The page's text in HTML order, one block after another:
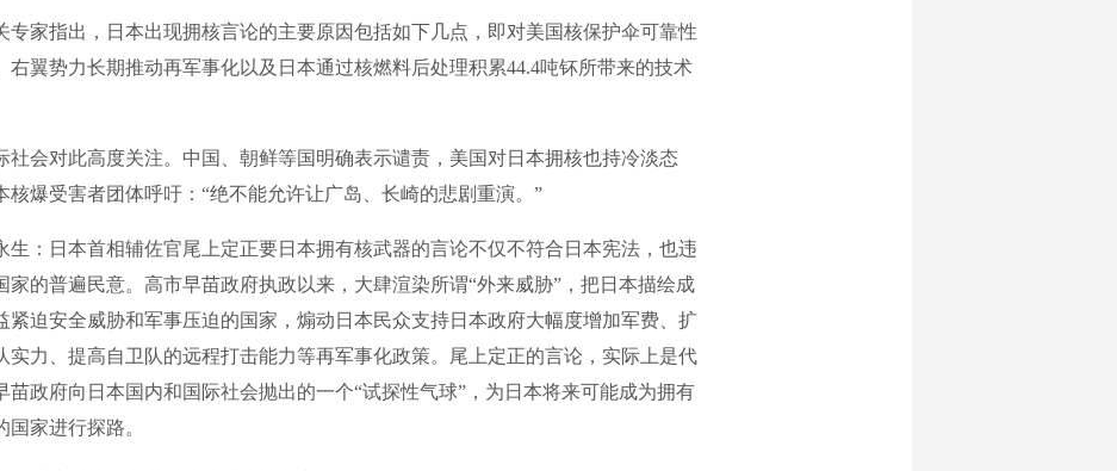
指出，日本出现拥核言论的主要原因包括如下几点，即对美国核保护伞可靠性
右翼势力长期推动再军事化以及日本通过核燃料后处理积累44.4吨钚所带来的技术
对此高度关注。中国、朝鲜等国明确表示谴责，美国对日本拥核也持冷淡态
核爆受害者团体呼吁：“绝不能允许让广岛、长崎的悲剧重演。”
日本首相辅佐官尾上定正要日本拥有核武器的言论不仅不符合日本宪法，也违
家的普遍民意。高市早苗政府执政以来，大肆渲染所谓“外来威胁”，把日本描绘成
紧迫安全威胁和军事压迫的国家，煽动日本民众支持日本政府大幅度增加军费、扩
实力、提高自卫队的远程打击能力等再军事化政策。尾上定正的言论，实际上是代
苗政府向日本国内和国际社会抛出的一个“试探性气球”，为日本将来可能成为拥有
国家进行探路。